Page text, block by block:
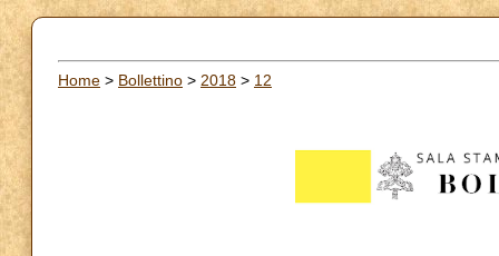
Home > Bollettino > 2018 > 12